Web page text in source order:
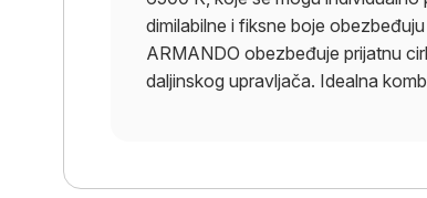
dimilabilne i fiksne boje
ARMANDO obezbeđuje prijatnu
daljinskog upravljača. Idealna